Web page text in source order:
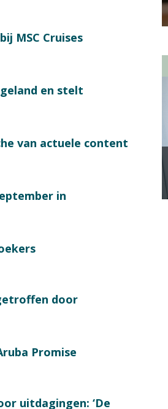
MSC Cruises
en stelt
van actuele content
in
door
Promise
uitdagingen: ‘De